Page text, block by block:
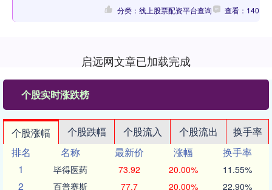
分类：线上股票配资平台查询 查看：140
启远网文章已加载完成
个股实时涨跌榜
个股涨幅 个股跌幅 个股流入 个股流出
换手率
排名
名称 最新价 涨幅
换手率
1
毕得医药 73.92 20.00% 11.55%
2 百普赛斯 77.7 20.00% 22.90%